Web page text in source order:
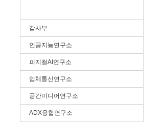
감사부
인공지능연구소
피지컬AI연구소
입체통신연구소
공간미디어연구소
ADX융합연구소